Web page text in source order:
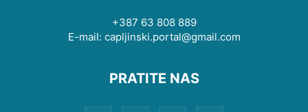
+387 63 808 889
E-mail: capljinski.portal@gmail.com
PRATITE NAS